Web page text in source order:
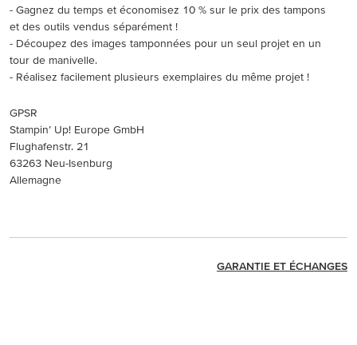
- Gagnez du temps et économisez 10 % sur le prix des tampons
et des outils vendus séparément !
- Découpez des images tamponnées pour un seul projet en un
tour de manivelle.
- Réalisez facilement plusieurs exemplaires du même projet !
GPSR
Stampin’ Up! Europe GmbH
Flughafenstr. 21
63263 Neu-Isenburg
Allemagne
GARANTIE ET ÉCHANGES